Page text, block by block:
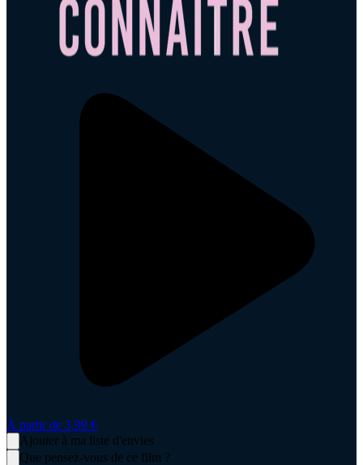
À partir de 3,99 €
Ajouter à ma liste d'envies
Que pensez-vous de ce film ?